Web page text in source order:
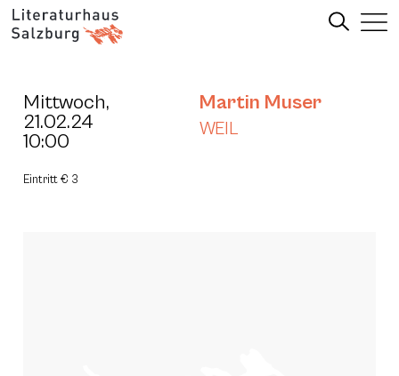
Mittwoch,
21.02.24
10:00
Martin Muser
WEIL
Eintritt € 3